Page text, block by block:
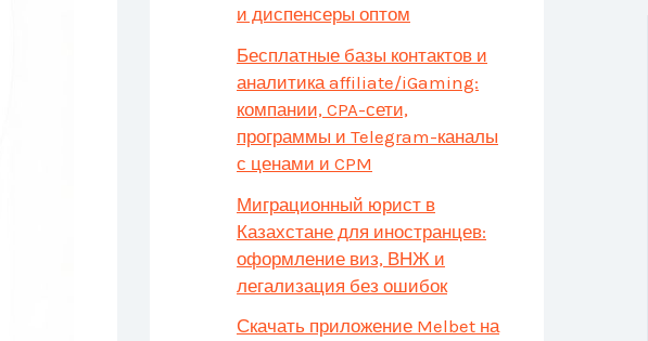
и диспенсеры оптом
Бесплатные базы контактов и
аналитика affiliate/iGaming:
компании, CPA-сети,
программы и Telegram-каналы
с ценами и CPM
Миграционный юрист в
Казахстане для иностранцев:
оформление виз, ВНЖ и
легализация без ошибок
Скачать приложение Melbet на